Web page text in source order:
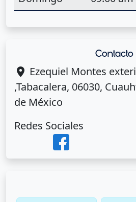
Contacto
Ezequiel Montes
,Tabacalera, 06030,
de México
Redes Sociales